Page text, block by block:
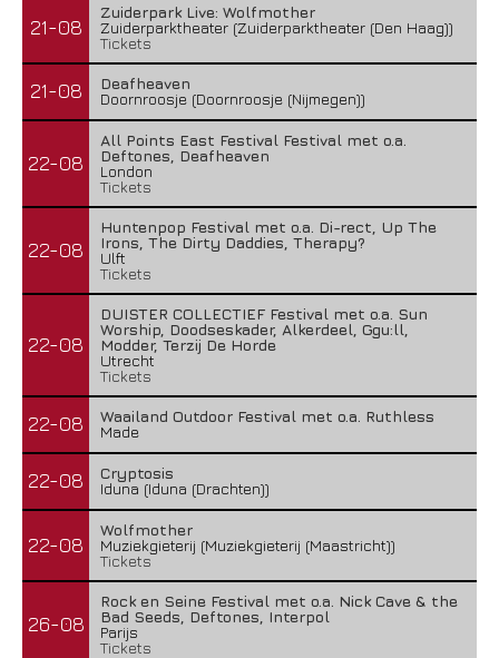
21-08
Zuiderpark Live: Wolfmother
Zuiderparktheater (Zuiderparktheater (Den Haag))
Tickets
21-08
Deafheaven
Doornroosje (Doornroosje (Nijmegen))
22-08
All Points East Festival Festival met o.a.
Deftones, Deafheaven
London
Tickets
22-08
Huntenpop Festival met o.a. Di-rect, Up The
Irons, The Dirty Daddies, Therapy?
Ulft
Tickets
22-08
DUISTER COLLECTIEF Festival met o.a. Sun
Worship, Doodseskader, Alkerdeel, Ggu:ll,
Modder, Terzij De Horde
Utrecht
Tickets
22-08
Waailand Outdoor Festival met o.a. Ruthless
Made
22-08
Cryptosis
Iduna (Iduna (Drachten))
22-08
Wolfmother
Muziekgieterij (Muziekgieterij (Maastricht))
Tickets
26-08
Rock en Seine Festival met o.a. Nick Cave & the
Bad Seeds, Deftones, Interpol
Parijs
Tickets